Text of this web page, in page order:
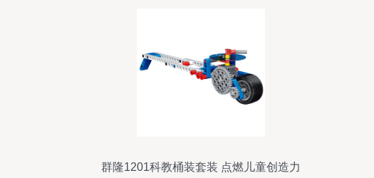
群隆1201科教桶装套装 点燃儿童创造力